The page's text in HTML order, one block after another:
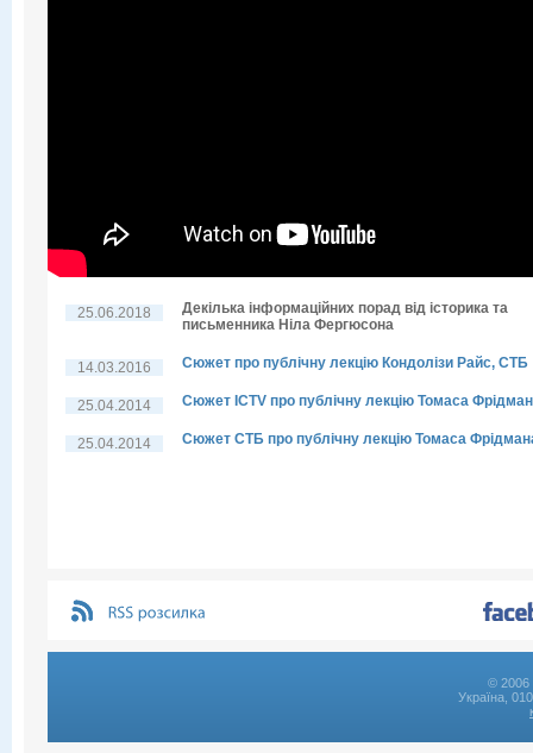
25.06.2018
Декілька інформаційних порад від історика та
письменника Ніла Фергюсона
14.03.2016 Сюжет про публічну лекцію Кондолізи Райс, СТБ
25.04.2014 Сюжет ICTV про публічну лекцію Томаса
25.04.2014 Сюжет СТБ про публічну лекцію Томаса
© 2006
Україна,